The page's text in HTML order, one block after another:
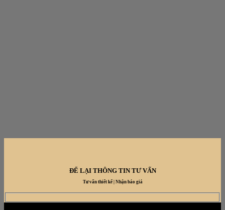
ĐỂ LẠI THÔNG TIN TƯ VẤN
Tư vấn thiết kế | Nhận báo giá